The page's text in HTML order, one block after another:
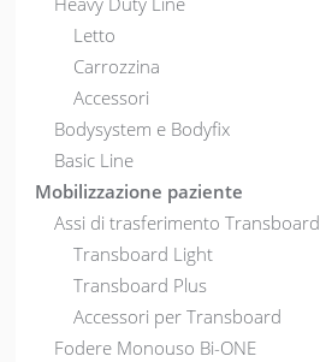
Letto
Carrozzina
Accessori
Bodysystem e Bodyfix
Basic Line
Mobilizzazione paziente
Assi di trasferimento Transboard
Transboard Light
Transboard Plus
Accessori per Transboard
Fodere Monouso Bi-ONE